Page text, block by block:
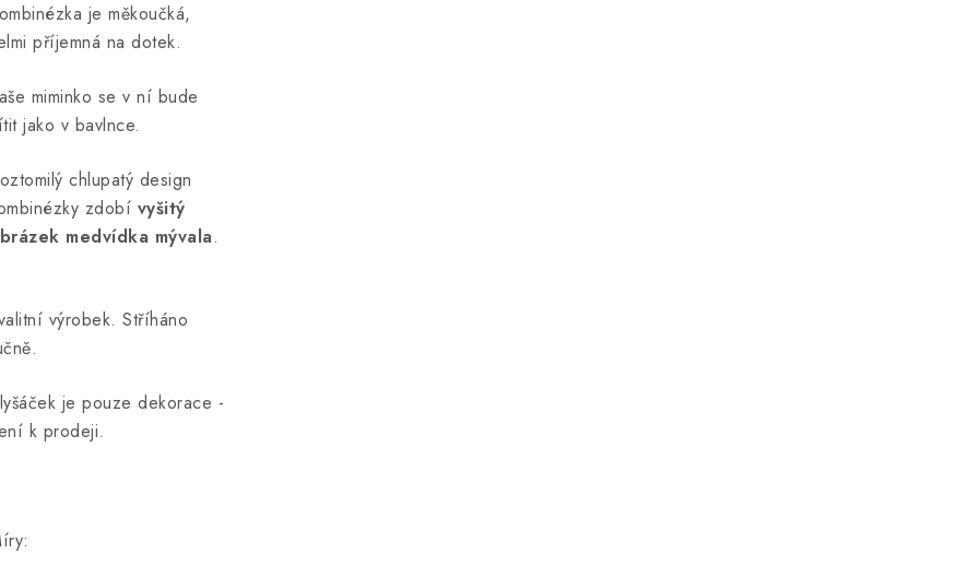
je měkoučká,
příjemná na dotek.
miminko se v ní bude
jako v bavlnce.
chlupatý design
zdobí vyšitý
medvídka mývala.
výrobek. Stříháno
je pouze dekorace -
k prodeji.